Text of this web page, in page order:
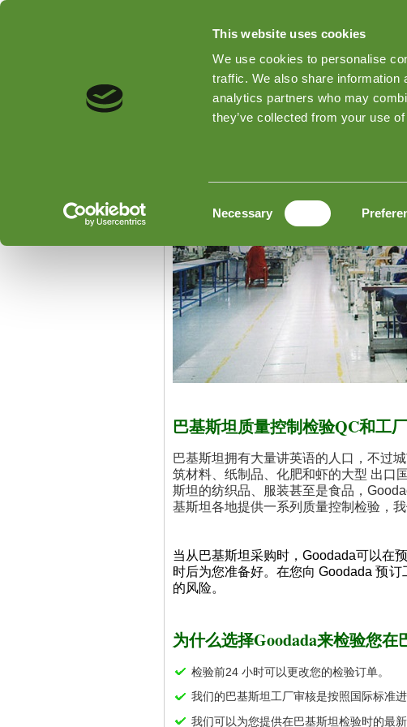
This website uses cookies
We use cookies to personalise
traffic. We also share information
analytics partners who may
they’ve collected from your use
Necessary
检验类型 关于Goodada检验
巴基斯坦检验 – 质量控制
巴基斯坦质量控制检验QC和工
巴基斯坦拥有大量讲英语的人口，不过
筑材料、纸制品、化肥和虾的大型 出口国
斯坦的纺织品、服装甚至是食品，
基斯坦各地提供一系列质量控制检验，
当从巴基斯坦采购时，Goodada可以在
时后为您准备好。在您向 Goodada 预
的风险。
为什么选择Goodada来检验您在
检验前24 小时可以更改您的检验订单。
我们的巴基斯坦工厂审核是按照国际标准进
我们可以为您提供在巴基斯坦检验时的最新